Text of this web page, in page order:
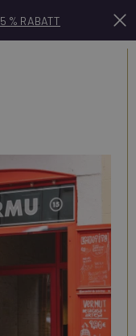
5 % RABATT